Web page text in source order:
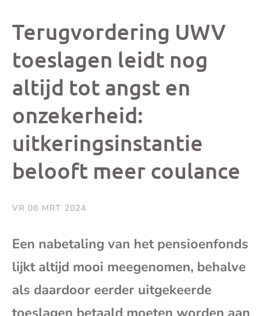
op
Terugvordering UWV
toeslagen leidt nog
altijd tot angst en
onzekerheid:
uitkeringsinstantie
belooft meer coulance
VR 08 MRT 2024
Een nabetaling van het pensioenfonds
lijkt altijd mooi meegenomen, behalve
als daardoor eerder uitgekeerde